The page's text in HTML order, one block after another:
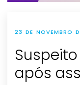
23 DE NOVEMBRO
após